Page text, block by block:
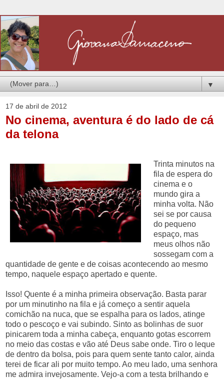
▼
17 de abril de 2012
No cinema, aventura é do lado de cá
da telona
Trinta minutos na
fila de espera do
cinema e o
mundo gira a
minha volta. Não
sei se por causa
do pequeno
espaço, mas
meus olhos não
sossegam com a
quantidade de gente e de coisas acontecendo ao mesmo
tempo, naquele espaço apertado e quente.
Isso! Quente é a minha primeira observação. Basta parar
por um minutinho na fila e já começo a sentir aquela
comichão na nuca, que se espalha para os lados, atinge
todo o pescoço e vai subindo. Sinto as bolinhas de suor
pinicarem toda a minha cabeça, enquanto gotas escorrem
no meio das costas e vão até Deus sabe onde. Tiro o leque
de dentro da bolsa, pois para quem sente tanto calor, ainda
terei de ficar ali por muito tempo. Ao meu lado, uma senhora
me admira invejosamente. Vejo-a com a testa brilhando e